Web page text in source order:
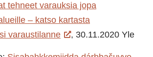
tehneet varauksia jopa
– katso kartasta
varaustilanne
, 30.11.2020 Yle